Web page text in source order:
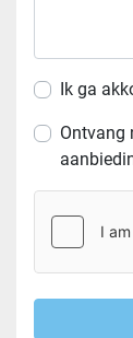
Ik ga
Ontvang nieuwsbrieven met onze meest recente